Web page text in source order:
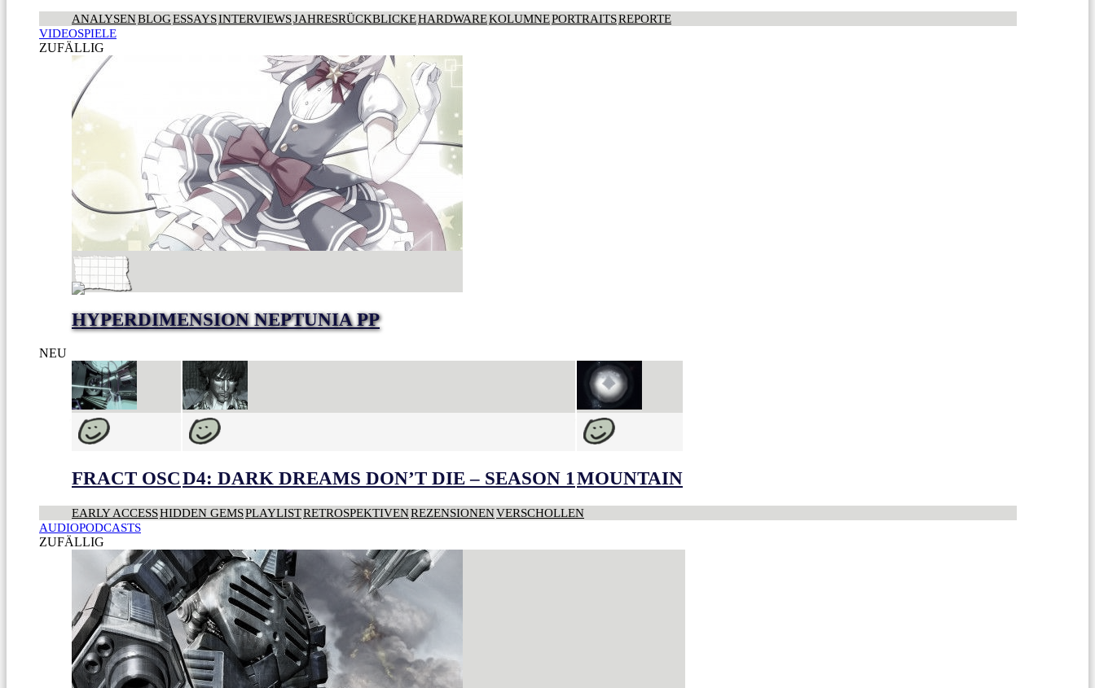
ANALYSENBLOGESSAYSINTERVIEWSJAHRESRÜCKBLICKEHARDWAREKOLUMNEPORTRAITSREPORTE
VIDEOSPIELE
ZUFÄLLIG
HYPERDIMENSION NEPTUNIA PP
NEU
FRACT OSCD4: DARK DREAMS DON’T DIE – SEASON 1MOUNTAIN
EARLY ACCESSHIDDEN GEMSPLAYLISTRETROSPEKTIVENREZENSIONENVERSCHOLLEN
AUDIOPODCASTS
ZUFÄLLIG